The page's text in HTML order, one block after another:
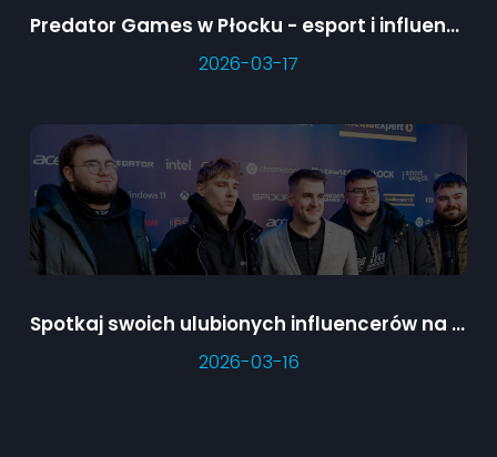
Predator Games w Płocku - esport i influencerzy na żywo
2026-03-17
Spotkaj swoich ulubionych influencerów na Wielkim Finale Predator Games!
2026-03-16